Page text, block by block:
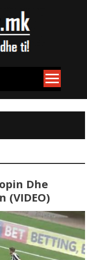
Dhe
(VIDEO)